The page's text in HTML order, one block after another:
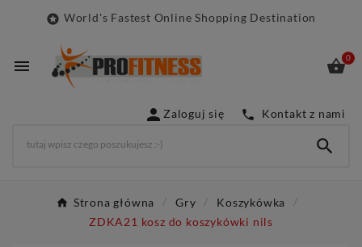
 World's Fastest Online Shopping Destination
 0
 Zaloguj się  Kontakt z nami

Strona główna Gry
Koszykówka
ZDKA21 kosz do koszykówki nils